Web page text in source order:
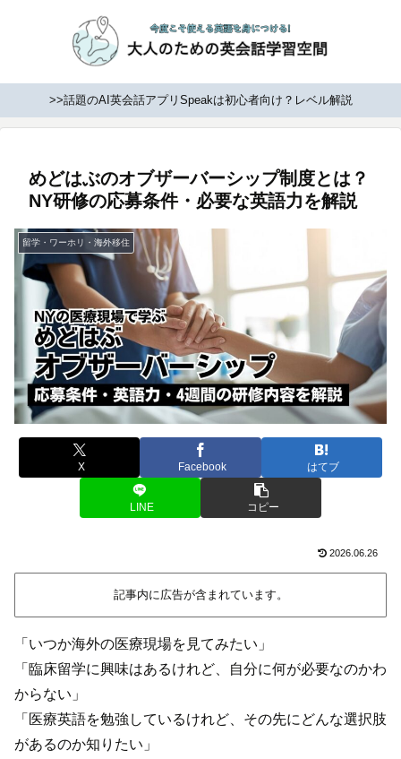
>>話題のAI英会話アプリSpeakは初心者向け？レベル解説
めどはぶのオブザーバーシップ制度とは？
NY研修の応募条件・必要な英語力を解説
留学・ワーホリ・海外移住
X Facebook はてブ
LINE コピー
2026.06.26
記事内に広告が含まれています。
「いつか海外の医療現場を見てみたい」
「臨床留学に興味はあるけれど、自分に何が必要なのかわ
からない」
「医療英語を勉強しているけれど、その先にどんな選択肢
があるのか知りたい」